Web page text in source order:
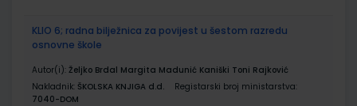
KLIO 6; radna bilježnica za povijest u šestom razredu
osnovne škole
Autor(i): Željko Brdal Margita Madunić Kaniški Toni Rajković
Nakladnik: ŠKOLSKA KNJIGA d.d.
Registarski broj ministarstva:
7040-DOM